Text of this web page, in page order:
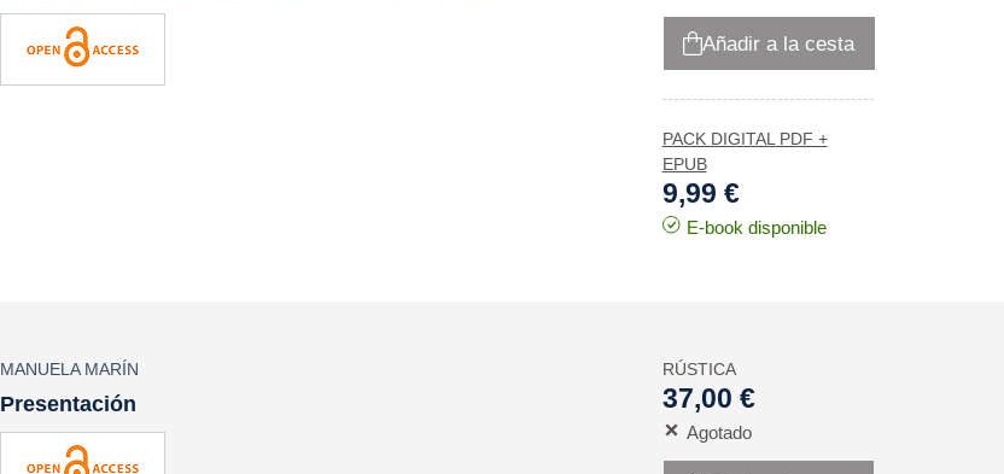
Añadir a la cesta
PACK DIGITAL PDF +
EPUB
9,99 €
E-book disponible
MANUELA MARÍN
Presentación
RÚSTICA
37,00 €
Agotado